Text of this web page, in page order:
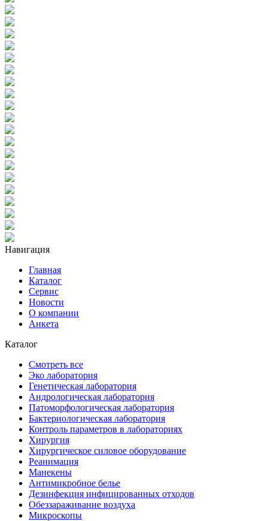
Навигация
Главная
Каталог
Сервис
Новости
О компании
Анкета
Каталог
Смотреть все
Эко лаборатория
Генетическая лаборатория
Андрологическая лаборатория
Патоморфологическая лаборатория
Бактериологическая лаборатория
Контроль параметров в лабораториях
Хирургия
Хирургическое силовое оборудование
Реанимация
Манекены
Антимикробное белье
Дезинфекция инфицированных отходов
Обеззараживание воздуха
Микроскопы